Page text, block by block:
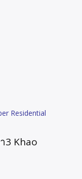
Residential
3 Khao